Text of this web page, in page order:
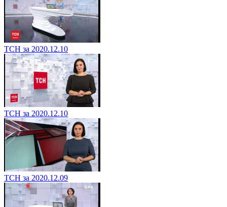
ТСН за 2020.12.10
ТСН за 2020.12.10
ТСН за 2020.12.09